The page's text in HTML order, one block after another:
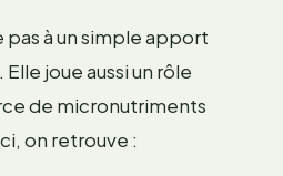
à un simple apport
joue aussi un rôle
de micronutriments
on retrouve :